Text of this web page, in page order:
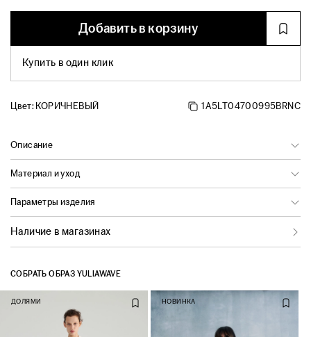
Добавить в корзину
Купить в один клик
Цвет:КОРИЧНЕВЫЙ 1A5LT04700995BRNC
Описание
Материал и уход
Параметры изделия
Наличие в магазинах
СОБРАТЬ ОБРАЗ YULIAWAVE
ДОЛЯМИ НОВИНКА